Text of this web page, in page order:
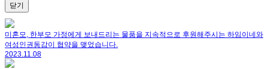
닫기
미혼모, 한부모 가정에게 보내드리는 물품을 지속적으로 후원해주시는 하임이네와
여성인권동감이 협약을 맺었습니다.
2023.11.08